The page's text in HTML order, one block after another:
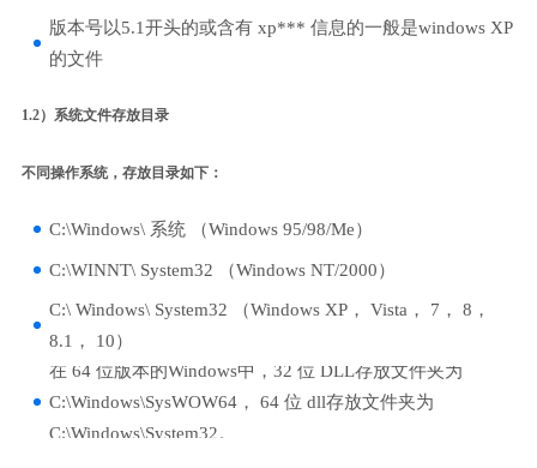
版本号以5.1开头的或含有 xp*** 信息的一般是windows XP
的文件
1.2）系统文件存放目录
不同操作系统，存放目录如下：
C:\Windows\ 系统 （Windows 95/98/Me）
C:\WINNT\ System32 （Windows NT/2000）
C:\ Windows\ System32 （Windows XP， Vista， 7， 8，
8.1， 10）
在 64 位版本的Windows中，32 位 DLL存放文件夹为
C:\Windows\SysWOW64， 64 位 dll存放文件夹为
C:\Windows\System32。